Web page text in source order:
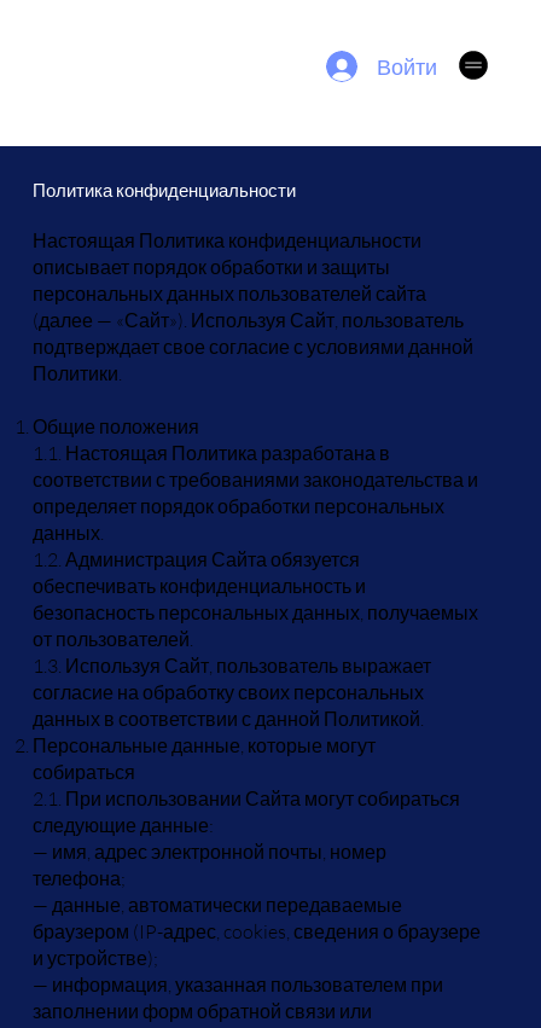
Войти
Политика конфиденциальности
Настоящая Политика конфиденциальности
описывает порядок обработки и защиты
персональных данных пользователей сайта
(далее — «Сайт»). Используя Сайт, пользователь
подтверждает свое согласие с условиями данной
Политики.
Общие положения
1.1. Настоящая Политика разработана в
соответствии с требованиями законодательства и
определяет порядок обработки персональных
данных.
1.2. Администрация Сайта обязуется
обеспечивать конфиденциальность и
безопасность персональных данных, получаемых
от пользователей.
1.3. Используя Сайт, пользователь выражает
согласие на обработку своих персональных
данных в соответствии с данной Политикой.
Персональные данные, которые могут
собираться
2.1. При использовании Сайта могут собираться
следующие данные:
— имя, адрес электронной почты, номер
телефона;
— данные, автоматически передаваемые
браузером (IP-адрес, cookies, сведения о браузере
и устройстве);
— информация, указанная пользователем при
заполнении форм обратной связи или